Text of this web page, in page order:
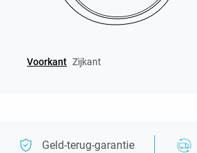
Voorkant Zijkant
Geld-terug-garantie